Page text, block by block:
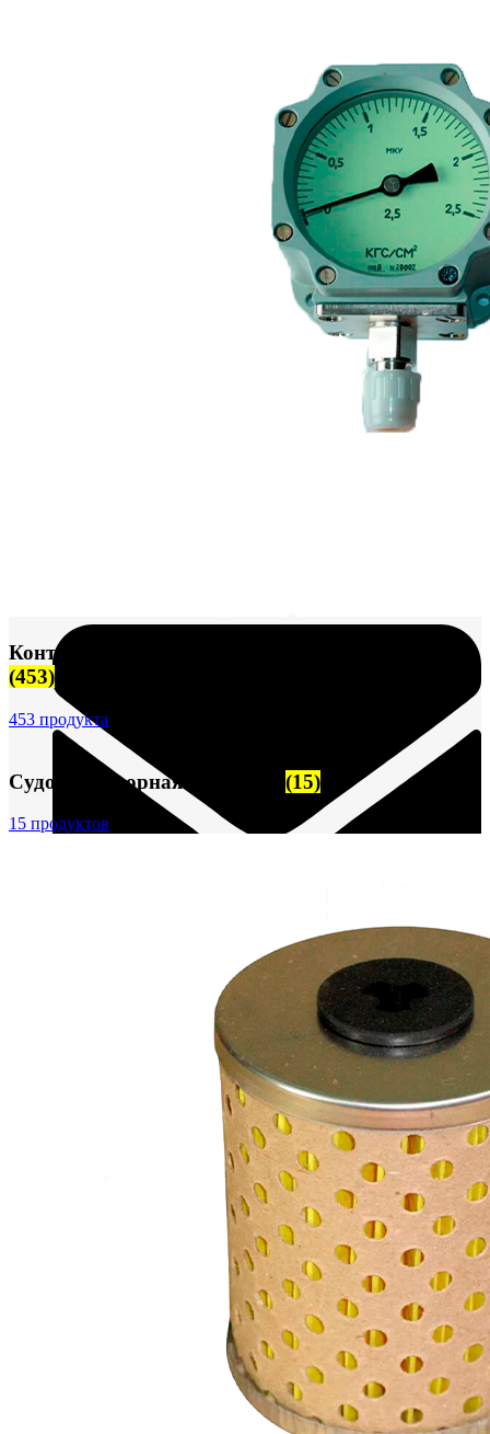
Контрольно-измерительные приборы (КИПиА)
(453)
453 продукта
Судовая запорная арматура (15)
15 продуктов